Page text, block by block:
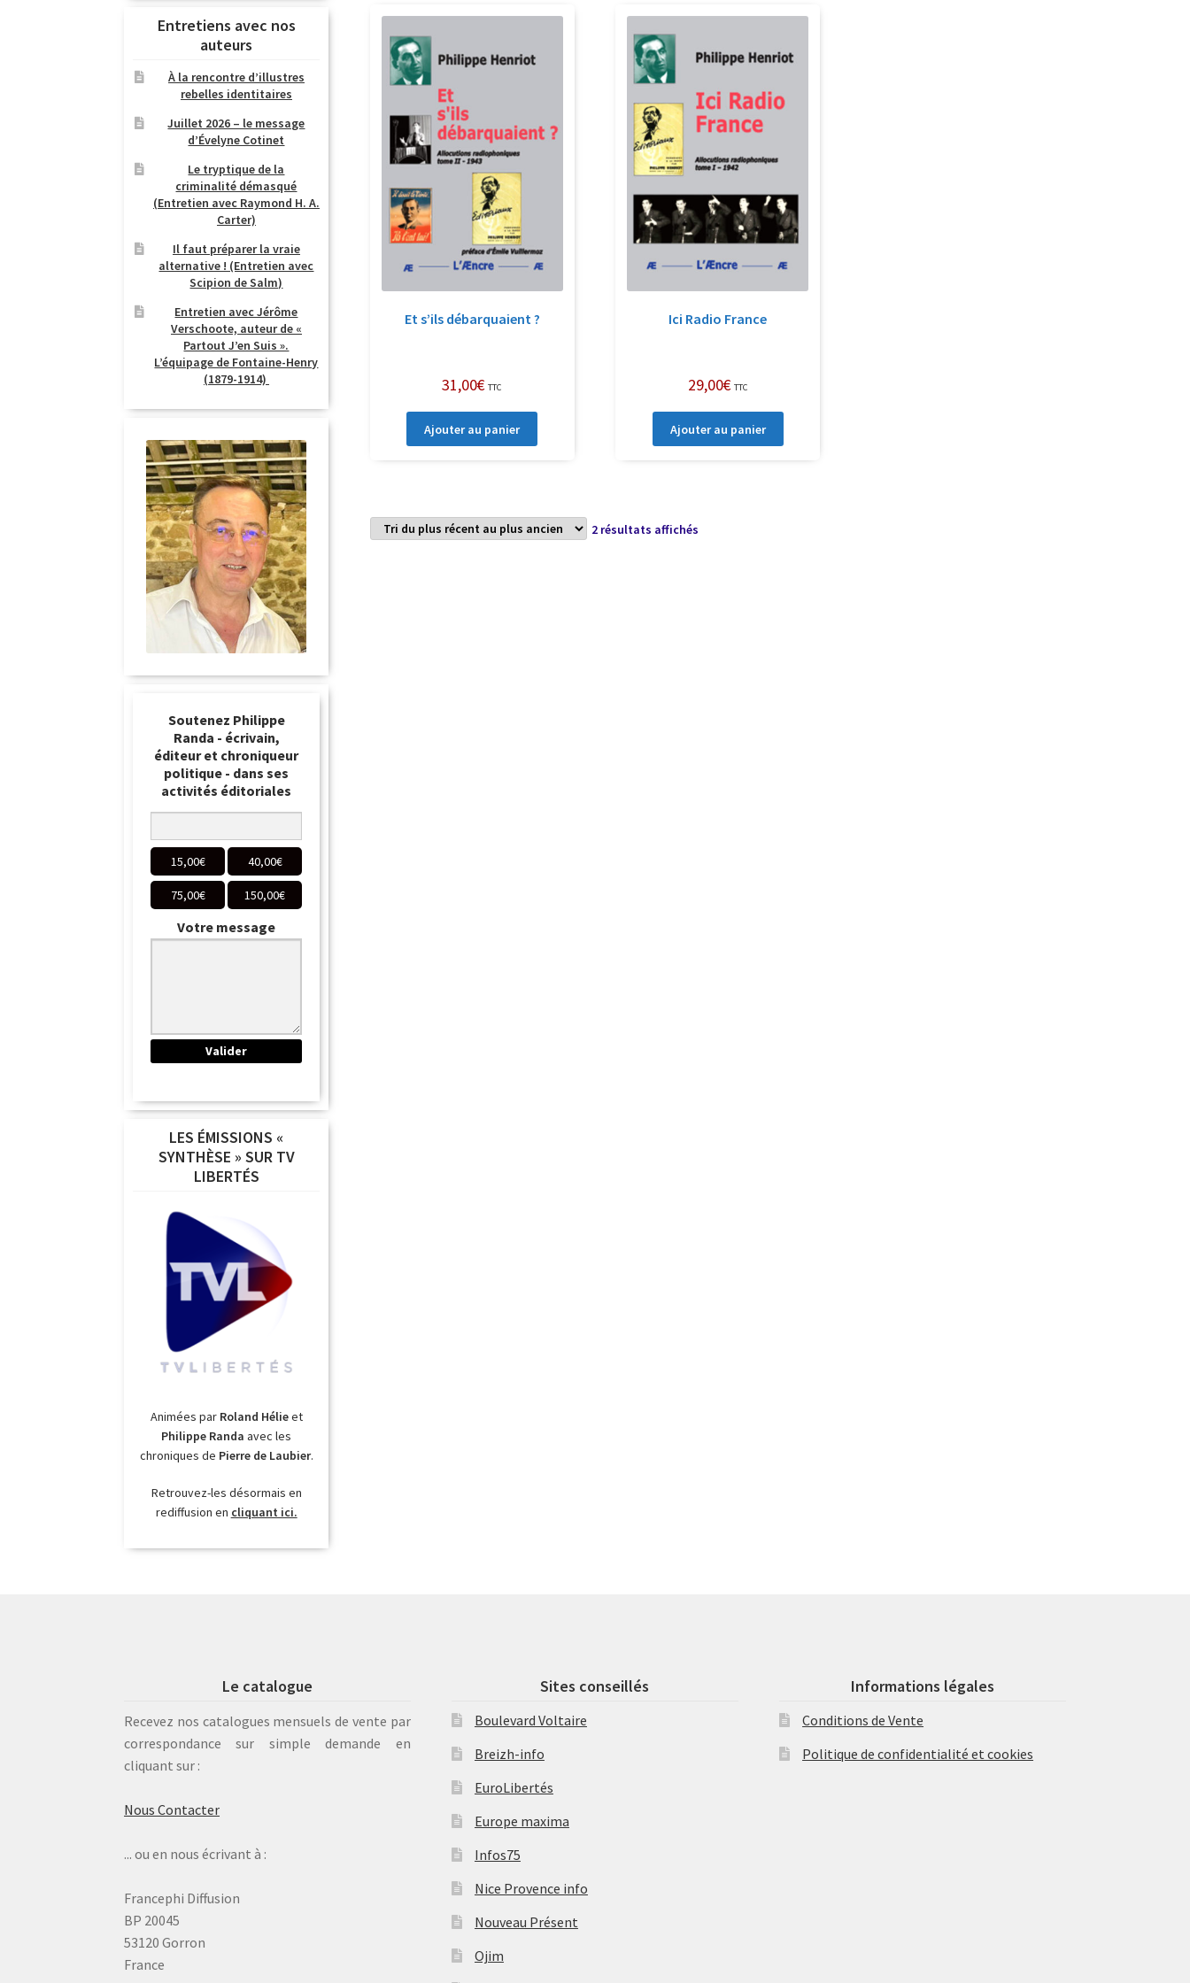
récent
plus
Et s’ils débarquaient ?
31,00€ TTC
Ajouter au panier
Ici Radio France
29,00€ TTC
Ajouter au panier
2 résultats affichésTrié
Entretiens avec nos
auteurs
À la rencontre d’illustres
rebelles identitaires
Juillet 2026 – le message
d’Évelyne Cotinet
Le tryptique de la
criminalité démasqué
(Entretien avec Raymond H. A.
Carter)
Il faut préparer la vraie
alternative ! (Entretien avec
Scipion de Salm)
Entretien avec Jérôme
Verschoote, auteur de «
Partout J’en Suis ».
L’équipage de Fontaine-Henry
(1879-1914)
Soutenez Philippe
Randa - écrivain,
éditeur et chroniqueur
politique - dans ses
activités éditoriales
15,00€ 40,00€
75,00€ 150,00€
Votre message
LES ÉMISSIONS «
SYNTHÈSE » SUR TV
LIBERTÉS
Animées par Roland Hélieet
Philippe Randa avec les
chroniques de Pierre de Laubier.
Retrouvez-les désormais en
rediffusion en cliquant ici.
Le catalogue
Recevez nos catalogues mensuels de vente par
correspondance sur simple demande en
cliquant sur :
Nous Contacter
... ou en nous écrivant à :
Francephi Diffusion
BP 20045
53120 Gorron
France
Sites conseillés
Boulevard Voltaire
Breizh-info
EuroLibertés
Europe maxima
Infos75
Nice Provence info
Nouveau Présent
Ojim
Informations légales
Conditions de Vente
Politique de confidentialité et cookies